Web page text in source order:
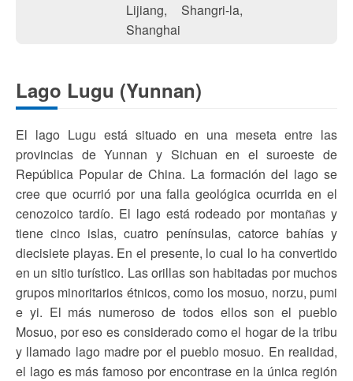
Lijiang, Shangri-la,
Shanghai
Lago Lugu (Yunnan)
El lago Lugu está situado en una meseta entre las
provincias de Yunnan y Sichuan en el suroeste de
República Popular de China. La formación del lago se
cree que ocurrió por una falla geológica ocurrida en el
cenozoico tardío. El lago está rodeado por montañas y
tiene cinco islas, cuatro penínsulas, catorce bahías y
diecisiete playas. En el presente, lo cual lo ha convertido
en un sitio turístico. Las orillas son habitadas por muchos
grupos minoritarios étnicos, como los mosuo, norzu, pumi
e yi. El más numeroso de todos ellos son el pueblo
Mosuo, por eso es considerado como el hogar de la tribu
y llamado lago madre por el pueblo mosuo. En realidad,
el lago es más famoso por encontrase en la única región